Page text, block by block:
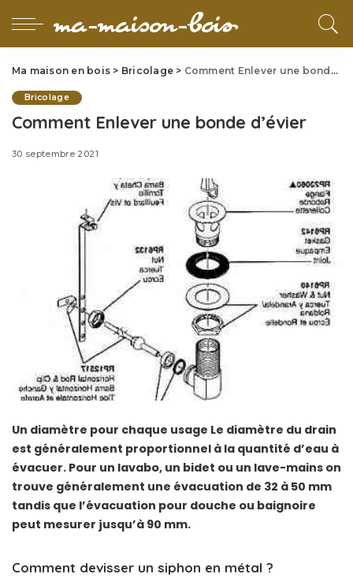
Ma maison en bois > Bricolage > Comment Enlever une bonde d’évier
Bricolage
Comment Enlever une bonde d’évier
30 septembre 2021
Un diamètre pour chaque usage Le diamètre du drain
est généralement proportionnel à la quantité d’eau à
évacuer. Pour un lavabo, un bidet ou un lave-mains on
trouve généralement une évacuation de 32 à 50 mm
tandis que l’évacuation pour douche ou baignoire
peut mesurer jusqu’à 90 mm.
Comment devisser un siphon en métal ?